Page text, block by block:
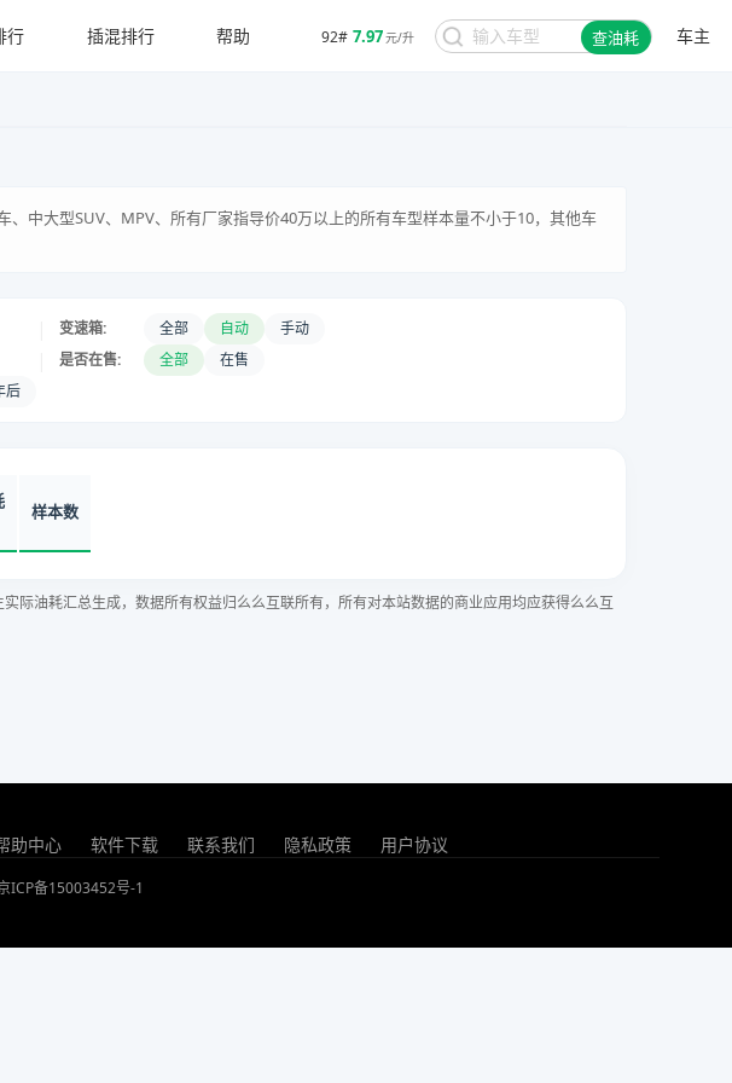
92# 7.97元/升 查油耗 车主
行 插混排行 帮助
中大型SUV、MPV、所有厂家指导价40万以上的所有车型样本量不小于10，其他车
变速箱: 全部 自动
手动
是否在售: 全部
在售
后
样本数
际油耗汇总生成，数据所有权益归么么互联所有，所有对本站数据的商业应用均应获得么么互
助中心 软件下载 联系我们 隐私政策 用户协议
ICP备15003452号-1